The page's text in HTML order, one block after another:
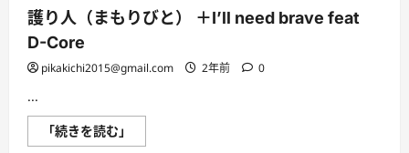
護り人（まもりびと） ＋I’ll need brave feat
D-Core
pikakichi2015@gmail.com 2年前 0
...
「続きを読む」
り